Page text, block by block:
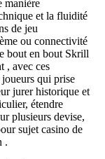
manière
et la fluidité
de jeu
ou connectivité
bout en bout Skrill
, avec ces
qui prise
jurer historique et
étendre
plusieurs devise,
sujet casino de
.